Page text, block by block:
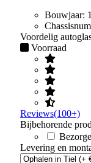
Bouwjaar:
Voordelig
Voorraad
Reviews(100+)
Bijbehorende
Levering en